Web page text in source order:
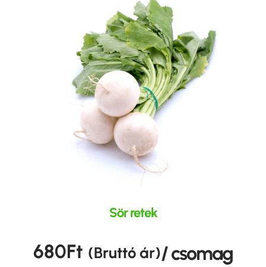
Sör retek
680Ft (Bruttó ár)/ csomag